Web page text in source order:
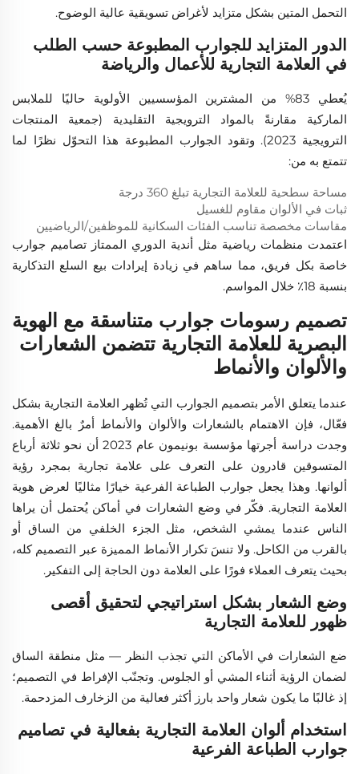
التحمل المتين بشكل متزايد لأغراض تسويقية عالية الوضوح.
الدور المتزايد للجوارب المطبوعة حسب الطلب
في العلامة التجارية للأعمال والرياضة
يُعطي 83% من المشترين المؤسسيين الأولوية حاليًا للملابس
الماركية مقارنةً بالمواد الترويجية التقليدية (جمعية المنتجات
الترويجية 2023). وتقود الجوارب المطبوعة هذا التحوّل نظرًا لما
تتمتع به من:
مساحة سطحية للعلامة التجارية تبلغ 360 درجة
ثبات في الألوان مقاوم للغسيل
مقاسات مخصصة تناسب الفئات السكانية للموظفين/الرياضيين
اعتمدت منظمات رياضية مثل أندية الدوري الممتاز تصاميم جوارب
خاصة بكل فريق، مما ساهم في زيادة إيرادات بيع السلع التذكارية
بنسبة 18٪ خلال المواسم.
تصميم رسومات جوارب متناسقة مع الهوية
البصرية للعلامة التجارية تتضمن الشعارات
والألوان والأنماط
عندما يتعلق الأمر بتصميم الجوارب التي تُظهر العلامة التجارية بشكل
فعّال، فإن الاهتمام بالشعارات والألوان والأنماط أمرٌ بالغ الأهمية.
وجدت دراسة أجرتها مؤسسة بونيمون عام 2023 أن نحو ثلاثة أرباع
المتسوقين قادرون على التعرف على علامة تجارية بمجرد رؤية
ألوانها. وهذا يجعل جوارب الطباعة الفرعية خيارًا مثاليًا لعرض هوية
العلامة التجارية. فكّر في وضع الشعارات في أماكن يُحتمل أن يراها
الناس عندما يمشي الشخص، مثل الجزء الخلفي من الساق أو
بالقرب من الكاحل. ولا تنسَ تكرار الأنماط المميزة عبر التصميم كله،
بحيث يتعرف العملاء فورًا على العلامة دون الحاجة إلى التفكير.
وضع الشعار بشكل استراتيجي لتحقيق أقصى
ظهور للعلامة التجارية
ضع الشعارات في الأماكن التي تجذب النظر — مثل منطقة الساق
لضمان الرؤية أثناء المشي أو الجلوس. وتجنّب الإفراط في التصميم؛
إذ غالبًا ما يكون شعار واحد بارز أكثر فعالية من الزخارف المزدحمة.
استخدام ألوان العلامة التجارية بفعالية في تصاميم
جوارب الطباعة الفرعية